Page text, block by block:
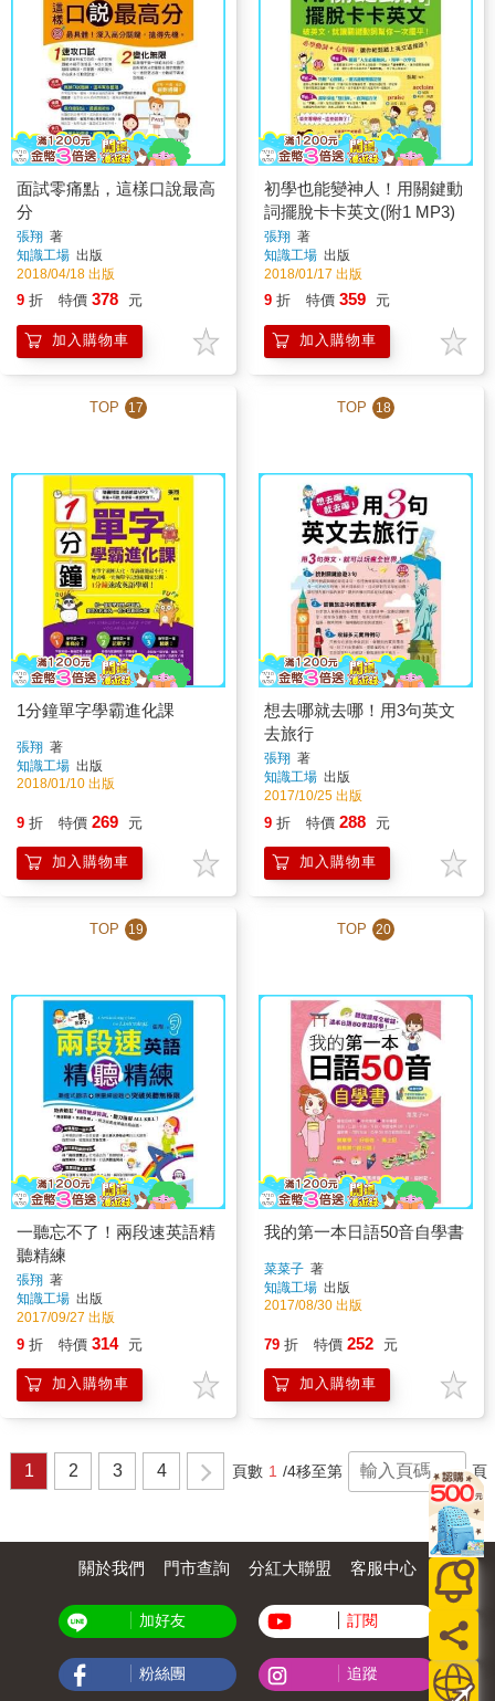
面試零痛點，這樣口說最高
分
張翔 著
知識工場 出版
2018/04/18 出版
9 折 特價 378 元
加入購物車
初學也能變神人！用關鍵動
詞擺脫卡卡英文(附1 MP3)
張翔 著
知識工場 出版
2018/01/17 出版
9 折 特價 359 元
加入購物車
TOP 17
1分鐘單字學霸進化課
張翔 著
知識工場 出版
2018/01/10 出版
9 折 特價 269 元
加入購物車
TOP 18
想去哪就去哪！用3句英文
去旅行
張翔 著
知識工場 出版
2017/10/25 出版
9 折 特價 288 元
加入購物車
TOP 19
一聽忘不了！兩段速英語精
聽精練
張翔 著
知識工場 出版
2017/09/27 出版
9 折 特價 314 元
加入購物車
TOP 20
我的第一本日語50音自學書
菜菜子 著
知識工場 出版
2017/08/30 出版
79 折 特價 252 元
加入購物車
1 2 3 4 頁數 1 /4移至第 頁
關於我們 門市查詢 分紅大聯盟 客服中心
加好友 訂閱
粉絲團 追蹤